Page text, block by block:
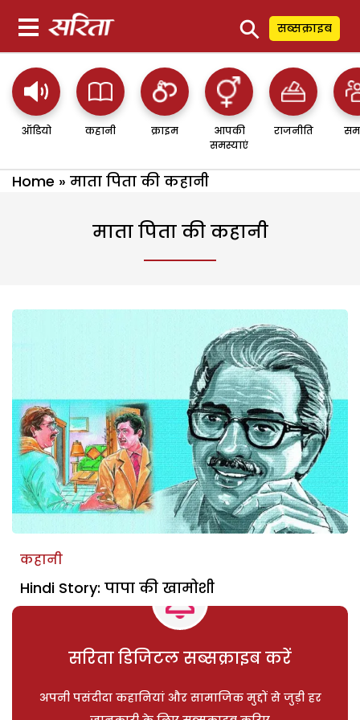
⚲ सब्सक्राइब
ऑडियो कहानी क्राइम
आपकी
समस्याएं
राजनीति
Home » माता पिता की कहानी
माता पिता की कहानी
कहानी
Hindi Story: पापा की खामोशी
सरिता डिजिटल सब्सक्राइब करें
अपनी पसंदीदा कहानियां और सामाजिक मुद्दों से जुड़ी हर